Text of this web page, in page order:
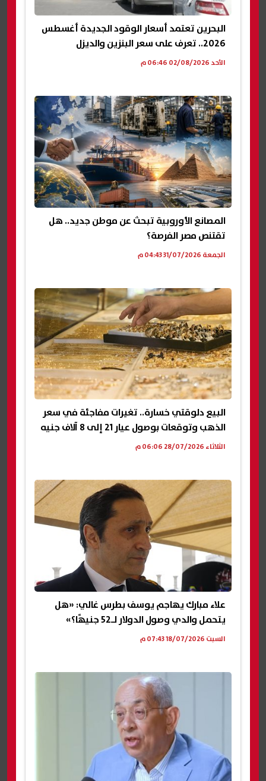
البحرين تعتمد أسعار الوقود الجديدة أغسطس
2026.. تعرف على سعر البنزين والديزل
الأحد 02/08/2026 06:46 م
المصانع الأوروبية تبحث عن موطن جديد.. هل
تقتنص مصر الفرصة؟
الجمعة 31/07/2026 04:43 م
البيع دلوقتي خسارة.. تغيرات مفاجئة في سعر
الذهب وتوقعات بوصول عيار 21 إلى 8 آلاف جنيه
الثلاثاء 28/07/2026 06:06 م
علاء مبارك يهاجم يوسف بطرس غالي: «هل
يتحمل والدي وصول الدولار لـ52 جنيهًا؟»
السبت 18/07/2026 07:43 م